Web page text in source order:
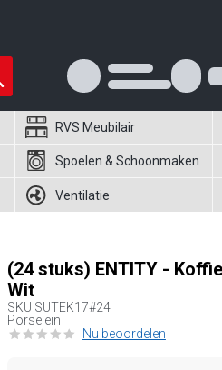
RVS Meubilair
Spoelen & Schoonmaken
Ventilatie
(24 stuks) ENTITY -
Wit
SKU SUTEK17#24
Porselein
Nu beoordelen